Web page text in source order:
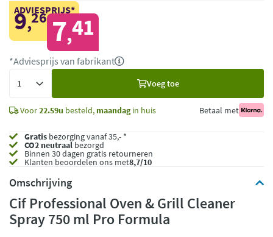
ADVIESPRIJS*
9,26 7,41
*Adviesprijs van fabrikant
Voeg toe
Voor22.59u besteld, maandagin huis Betaal met
Gratis bezorging vanaf 35,- *
CO2 neutraalbezorgd
Binnen 30 dagen gratis retourneren
Klanten beoordelen ons met8,7/10
Omschrijving
Cif Professional Oven & Grill Cleaner
Spray 750 ml Pro Formula